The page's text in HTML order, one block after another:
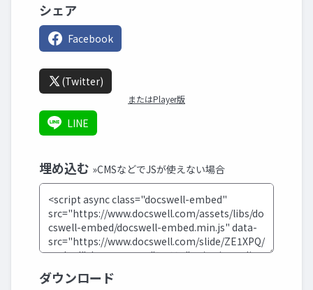
シェア
Facebook
(Twitter)
またはPlayer版
LINE
埋め込む »CMSなどでJSが使えない場合
ダウンロード